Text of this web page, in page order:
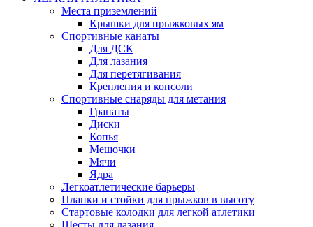
Места приземлений
Крышки для прыжковых ям
Спортивные канаты
Для ДСК
Для лазания
Для перетягивания
Крепления и консоли
Спортивные снаряды для метания
Гранаты
Диски
Копья
Мешочки
Мячи
Ядра
Легкоатлетические барьеры
Планки и стойки для прыжков в высоту
Стартовые колодки для легкой атлетики
Шесты для лазания